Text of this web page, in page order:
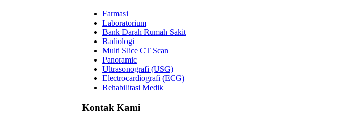
Farmasi
Laboratorium
Bank Darah Rumah Sakit
Radiologi
Multi Slice CT Scan
Panoramic
Ultrasonografi (USG)
Electrocardiografi (ECG)
Rehabilitasi Medik
Kontak Kami